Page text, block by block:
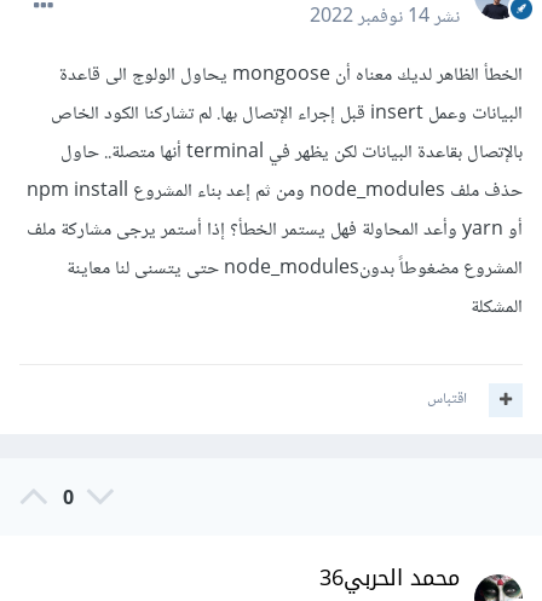
نشر14 نوفمبر 2022
الخطأ الظاهر لديك معناه أن mongoose يحاول الولوج الى قاعدة
البيانات وعمل insert قبل إجراء الإتصال بها. لم تشاركنا الكود الخاص
بالإتصال بقاعدة البيانات لكن يظهر في terminal أنها متصلة.. حاول
حذف ملف node_modules ومن ثم إعد بناء المشروع npm install
أو yarn وأعد المحاولة فهل يستمر الخطأ؟ إذا أستمر يرجى مشاركة ملف
المشروع مضغوطاً بدونnode_modules حتى يتسنى لنا معاينة
المشكلة
اقتباس
0
محمد الحربي36